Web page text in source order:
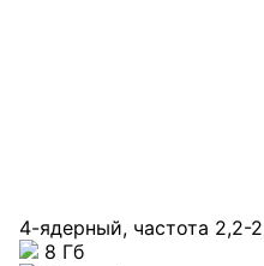
4-ядерный, частота 2,2-
8 Гб